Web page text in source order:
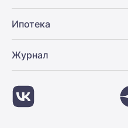
Ипотека
Журнал